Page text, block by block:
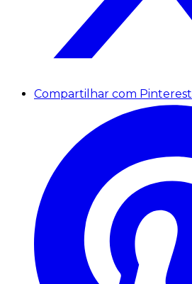
Compartilhar com Pinterest